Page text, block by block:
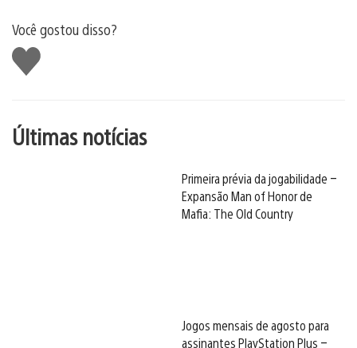
Você gostou disso?
Curtir
Últimas notícias
Primeira prévia da jogabilidade –
Expansão Man of Honor de
Mafia: The Old Country
Jogos mensais de agosto para
assinantes PlayStation Plus –